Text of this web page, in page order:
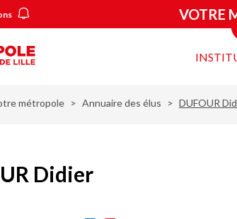
VOTRE
métropole Annuaire des élus DUFOUR
Didier